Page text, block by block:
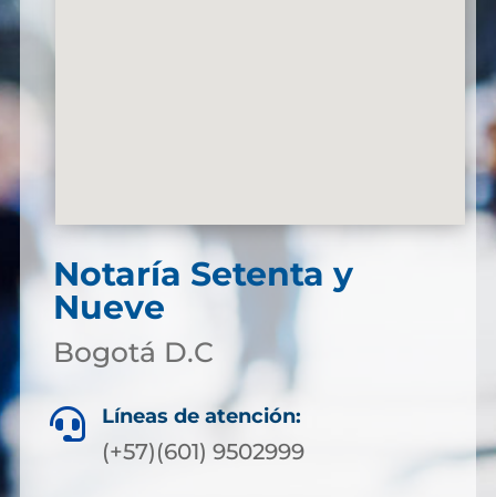
Notaría Setenta y
Nueve
Bogotá D.C
 Líneas de atención:
(+57)(601) 9502999